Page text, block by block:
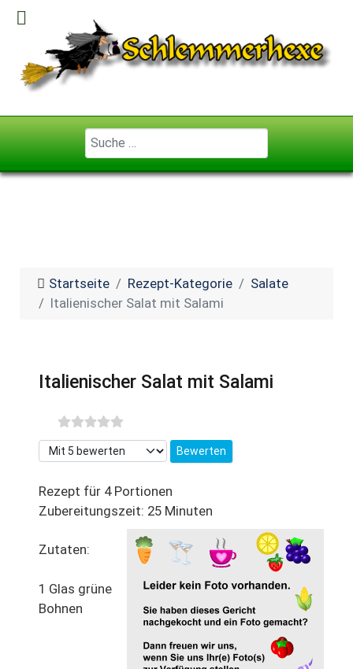
Geben Sie ...
Startseite Rezept-Kategorie
Salate
Italienischer Salat mit Salami
Italienischer Salat mit Salami
Bitte bewerten
Rezept für 4 Portionen
Zubereitungszeit: 25 Minuten
Zutaten:
1 Glas grüne
Bohnen